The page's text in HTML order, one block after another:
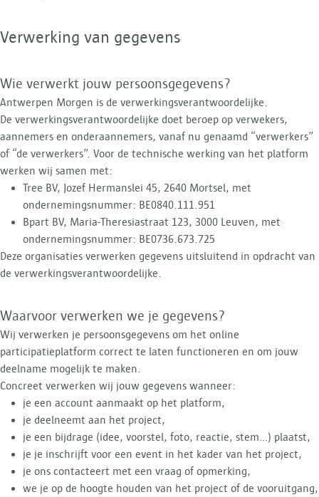
Verwerking van gegevens
Wie verwerkt jouw persoonsgegevens?
Antwerpen Morgen is de verwerkingsverantwoordelijke.
De verwerkingsverantwoordelijke doet beroep op verwekers,
aannemers en onderaannemers, vanaf nu genaamd “verwerkers”
of “de verwerkers”. Voor de technische werking van het platform
werken wij samen met:
Tree BV, Jozef Hermanslei 45, 2640 Mortsel, met
ondernemingsnummer: BE0840.111.951
Bpart BV, Maria-Theresiastraat 123, 3000 Leuven, met
ondernemingsnummer: BE0736.673.725
Deze organisaties verwerken gegevens uitsluitend in opdracht van
de verwerkingsverantwoordelijke.
Waarvoor verwerken we je gegevens?
Wij verwerken je persoonsgegevens om het online
participatieplatform correct te laten functioneren en om jouw
deelname mogelijk te maken.
Concreet verwerken wij jouw gegevens wanneer:
je een account aanmaakt op het platform,
je deelneemt aan het project,
je een bijdrage (idee, voorstel, foto, reactie, stem…) plaatst,
je je inschrijft voor een event in het kader van het project,
je ons contacteert met een vraag of opmerking,
we je op de hoogte houden van het project of de vooruitgang,